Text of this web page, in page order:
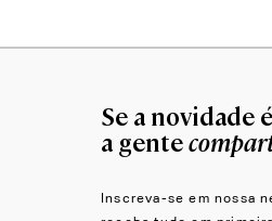
Se a novidade
a gente
Inscreva-se em nossa